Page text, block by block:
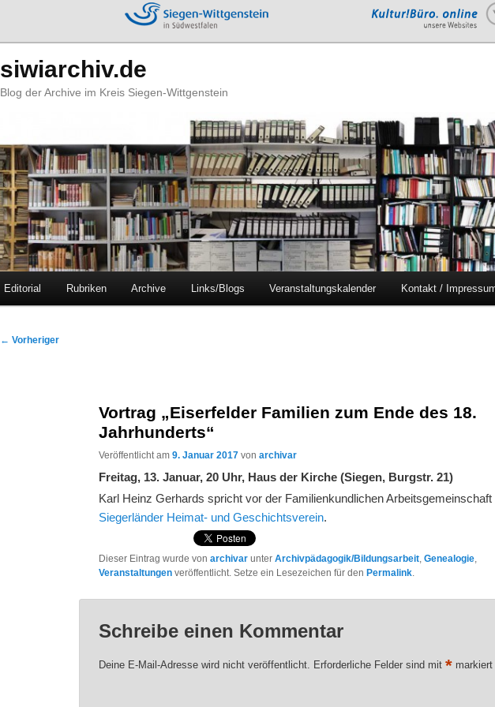
siwiarchiv.de
Blog der Archive im Kreis Siegen-Wittgenstein
Zum
Zum
Editorial Rubriken Archive Links/Blogs Veranstaltungskalender Kontakt /
Beitragsnavigation
← Vorheriger
Vortrag „Eiserfelder Familien zum Ende des 18.
Jahrhunderts“
Veröffentlicht am9. Januar 2017 vonarchivar
Freitag, 13. Januar, 20 Uhr, Haus der Kirche (Siegen, Burgstr. 21)
Karl Heinz Gerhards spricht vor der Familienkundlichen Arbeitsgemeinschaft
Siegerländer Heimat- und Geschichtsverein.
Dieser Eintrag wurde vonarchivar unterArchivpädagogik/Bildungsarbeit,Genealogie,
Veranstaltungen veröffentlicht. Setze ein Lesezeichen für den Permalink.
Schreibe einen Kommentar
Deine E-Mail-Adresse wird nicht veröffentlicht. Erforderliche Felder sind mit* markiert